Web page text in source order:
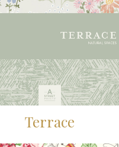
Terrace